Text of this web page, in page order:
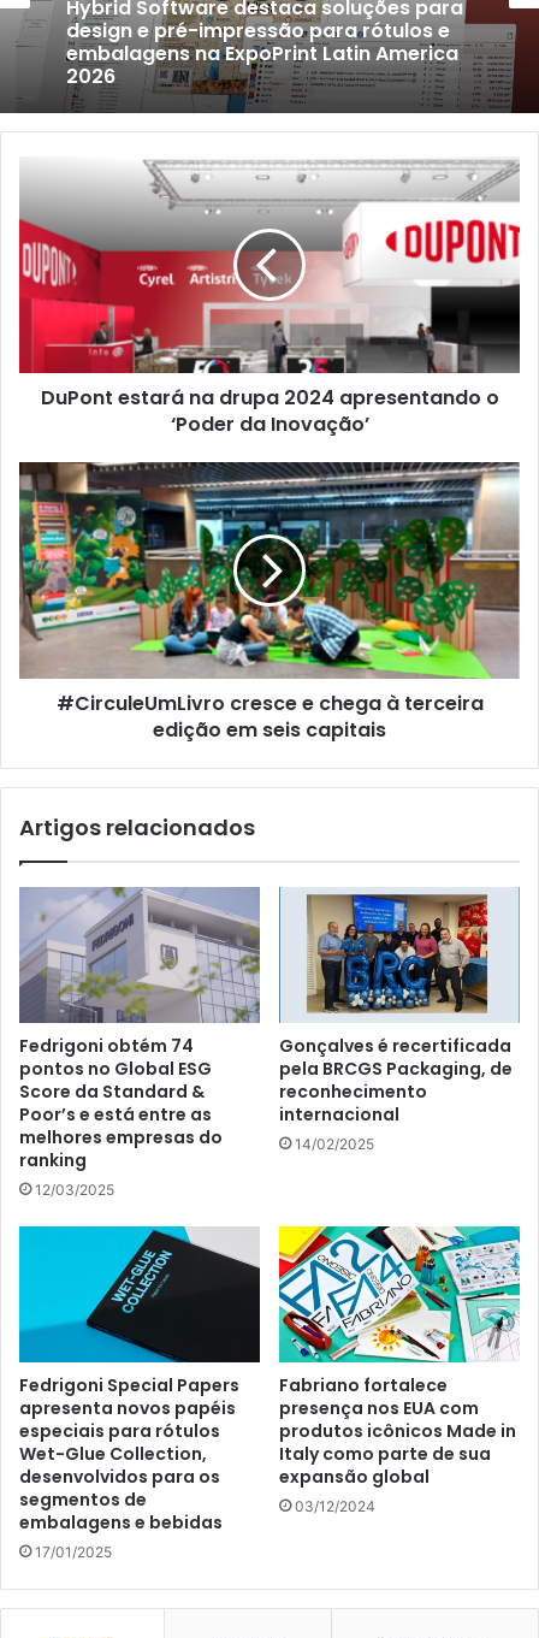
Hybrid Software destaca soluções para
design e pré-impressão para rótulos e
embalagens na ExpoPrint Latin America
2026
na
drupa
2024
apresentando
‘Poder
da
Inovação’
DuPont estará na drupa 2024 apresentando o
‘Poder da Inovação’
#CirculeUmLivro
cresce
e
chega
à
terceira
edição
em
seis
capitais#CirculeUmLivro cresce e chega à terceira
edição em seis capitais
Artigos relacionados
Fedrigoni obtém 74
pontos no Global ESG
Score da Standard &
Poor’s e está entre as
melhores empresas do
ranking
12/03/2025
Gonçalves é recertificada
pela BRCGS Packaging, de
reconhecimento
internacional
14/02/2025
Fedrigoni Special Papers
apresenta novos papéis
especiais para rótulos
Wet-Glue Collection,
desenvolvidos para os
segmentos de
embalagens e bebidas
17/01/2025
Fabriano fortalece
presença nos EUA com
produtos icônicos Made in
Italy como parte de sua
expansão global
03/12/2024